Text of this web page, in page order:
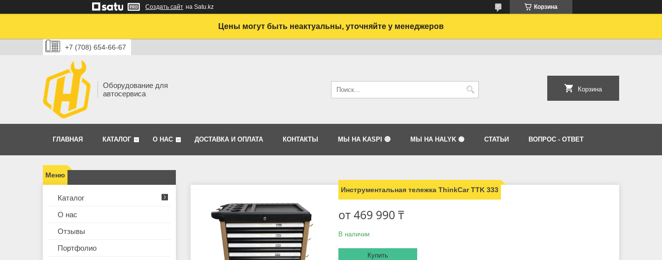
Создать сайт на Satu.kz Корзина
Цены могут быть неактуальны, уточняйте у менеджеров
+7 (708) 654-66-67
Оборудование для
автосервиса
Корзина
ГЛАВНАЯ КАТАЛОГ О НАС ДОСТАВКА И ОПЛАТА КОНТАКТЫ МЫ НА KASPI 🔴 МЫ НА HALYK 🟢 СТАТЬИ ВОПРОС - ОТВЕТ
Инструментальная тележка ThinkCar TTK 333
от469 990 ₸
В наличии
Купить
Каталог
О нас
Отзывы
Портфолио